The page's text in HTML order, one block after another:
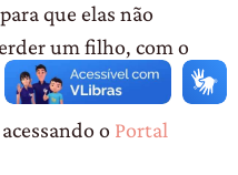
que elas não
um filho, com o
o Portal